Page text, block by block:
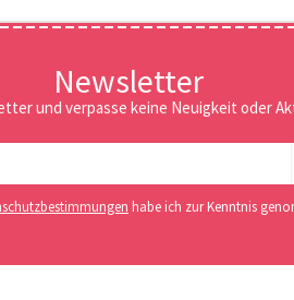
Newsletter
und verpasse keine Neuigkeit oder
habe ich zur Kenntnis